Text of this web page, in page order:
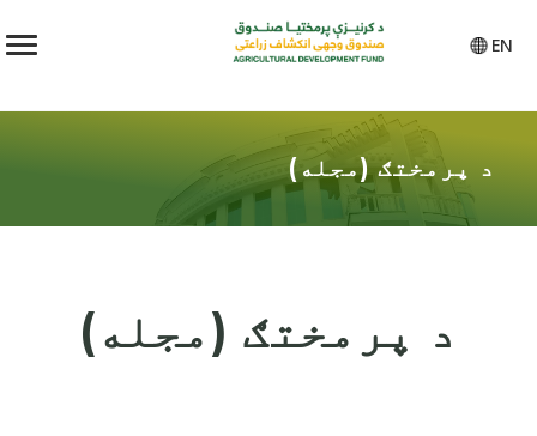
EN
د پرمختګ (مجله)
د پرمختګ (مجله)